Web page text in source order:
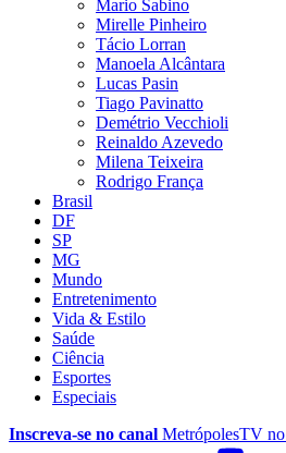
Mario Sabino
Mirelle Pinheiro
Tácio Lorran
Manoela Alcântara
Lucas Pasin
Tiago Pavinatto
Demétrio Vecchioli
Reinaldo Azevedo
Milena Teixeira
Rodrigo França
Brasil
DF
SP
MG
Mundo
Entretenimento
Vida & Estilo
Saúde
Ciência
Esportes
Especiais
Inscreva-se no canal MetrópolesTV no